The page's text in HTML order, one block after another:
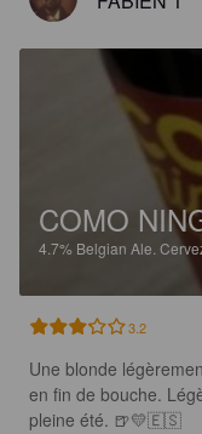
COMO
4.7% Belgian Ale.
3.2
Une blonde
en fin de bouche.
pleine été. 🍺💛🇪🇸